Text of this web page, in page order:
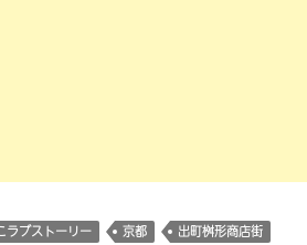
ラブストーリー 京都
出町桝形商店街